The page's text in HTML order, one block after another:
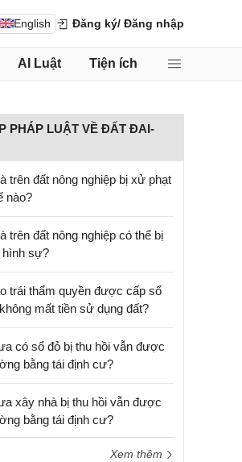
English Đăng ký/ Đăng nhập
AI Luật Tiện ích
PHÁP LUẬT VỀ ĐẤT ĐAI-
trên đất nông nghiệp bị xử phạt
nào?
trên đất nông nghiệp có thể bị
hình sự?
trái thẩm quyền được cấp sổ
mất tiền sử dụng đất?
có sổ đỏ bị thu hồi vẫn được
bằng tái định cư?
xây nhà bị thu hồi vẫn được
bằng tái định cư?
Xem thêm